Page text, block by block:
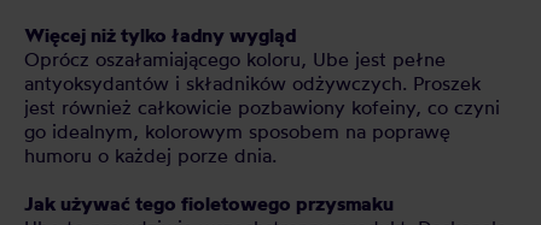
Więcej niż tylko ładny wygląd
Oprócz oszałamiającego koloru, Ube jest pełne
antyoksydantów i składników odżywczych. Proszek
jest również całkowicie pozbawiony kofeiny, co czyni
go idealnym, kolorowym sposobem na poprawę
humoru o każdej porze dnia.
Jak używać tego fioletowego przysmaku